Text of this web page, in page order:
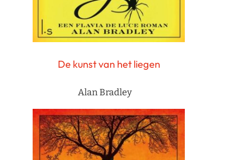
De kunst van het liegen
Alan Bradley